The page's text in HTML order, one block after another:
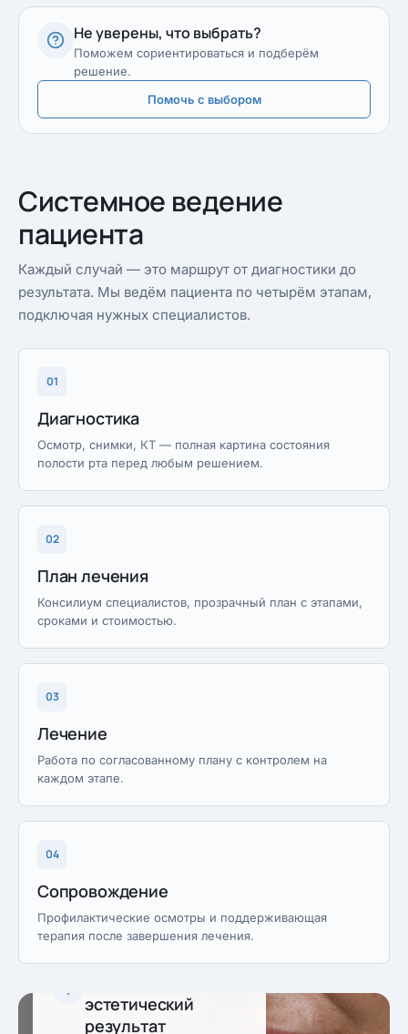
Не уверены, что выбрать?
Поможем сориентироваться и подберём
решение.
Помочь с выбором
Системное ведение
пациента
Каждый случай — это маршрут от диагностики до
результата. Мы ведём пациента по четырём этапам,
подключая нужных специалистов.
01
Диагностика
Осмотр, снимки, КТ — полная картина состояния
полости рта перед любым решением.
02
План лечения
Консилиум специалистов, прозрачный план с этапами,
сроками и стоимостью.
03
Лечение
Работа по согласованному плану с контролем на
каждом этапе.
04
Сопровождение
Профилактические осмотры и поддерживающая
терапия после завершения лечения.
эстетический
результат